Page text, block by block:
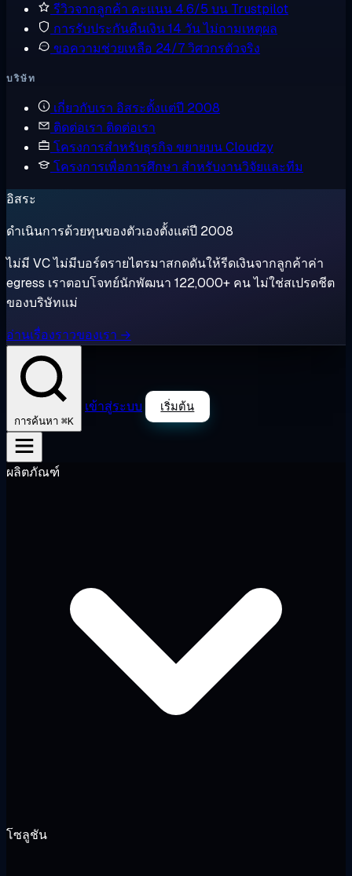
รีวิวจากลูกค้า คะแนน 4.6/5 บน Trustpilot
การรับประกันคืนเงิน14 วัน ไม่ถามเหตุผล
ขอความช่วยเหลือ 24/7 วิศวกรตัวจริง
บริษัท
เกี่ยวกับเรา อิสระตั้งแต่ปี 2008
ติดต่อเรา ติดต่อเรา
โครงการสำหรับธุรกิจ ขยายบน Cloudzy
โครงการเพื่อการศึกษา สำหรับงานวิจัยและทีม
อิสระ
ดำเนินการด้วยทุนของตัวเองตั้งแต่ปี 2008
ไม่มี VC ไม่มีบอร์ดรายไตรมาสกดดันให้รีดเงินจากลูกค้าค่า
egress เราตอบโจทย์นักพัฒนา 122,000+ คน ไม่ใช่สเปรดชีต
ของบริษัทแม่
อ่านเรื่องราวของเรา →
การค้นหา ⌘K
เข้าสู่ระบบ เริ่มต้น
ผลิตภัณฑ์
โซลูชัน